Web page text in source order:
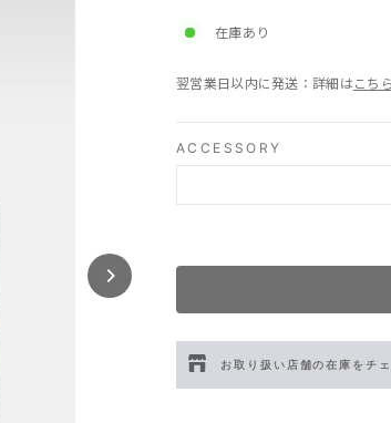
在庫あり
翌営業日以内に発送：詳細は こちら
ACCESSORY
お取り扱い店舗の在庫をチ